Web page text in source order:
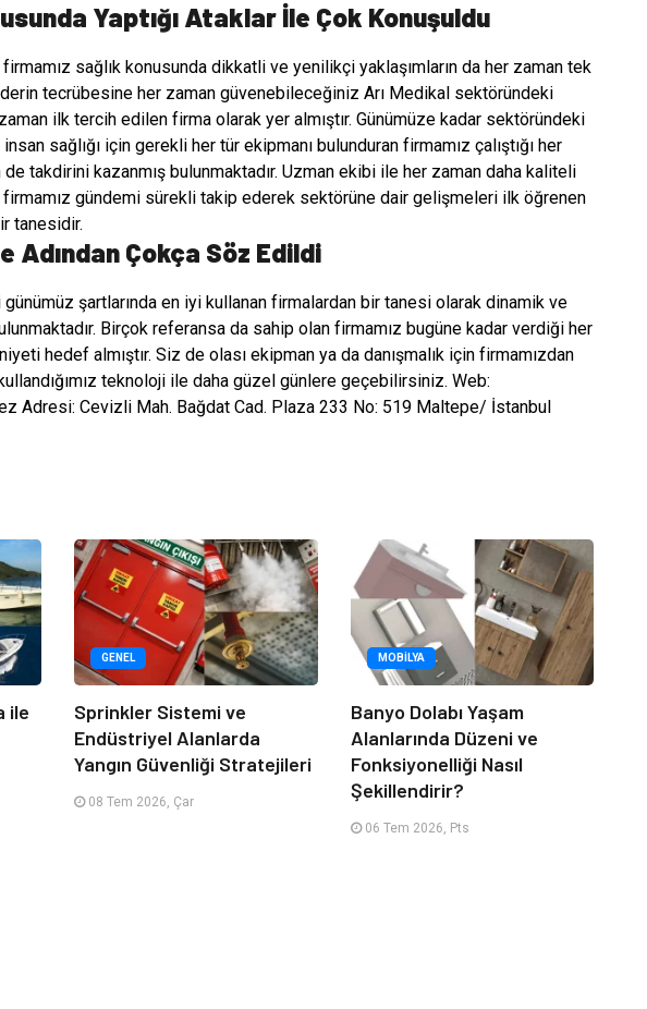
Yaptığı Ataklar İle Çok Konuşuldu
firmamız sağlık konusunda dikkatli ve yenilikçi yaklaşımların da her zaman tek
tecrübesine her zaman güvenebileceğiniz Arı Medikal sektöründeki
ilk tercih edilen firma olarak yer almıştır. Günümüze kadar sektöründeki
sağlığı için gerekli her tür ekipmanı bulunduran firmamız çalıştığı her
takdirini kazanmış bulunmaktadır. Uzman ekibi ile her zaman daha kaliteli
gündemi sürekli takip ederek sektörüne dair gelişmeleri ilk öğrenen
tanesidir.
Adından Çokça Söz Edildi
günümüz şartlarında en iyi kullanan firmalardan bir tanesi olarak dinamik ve
Birçok referansa da sahip olan firmamız bugüne kadar verdiği her
hedef almıştır. Siz de olası ekipman ya da danışmalık için firmamızdan
teknoloji ile daha güzel günlere geçebilirsiniz. Web:
Adresi: Cevizli Mah. Bağdat Cad. Plaza 233 No: 519 Maltepe/ İstanbul
ile
GENEL
Sprinkler Sistemi ve
Endüstriyel Alanlarda
Yangın Güvenliği Stratejileri
08 Tem 2026, Çar
MOBILYA
Banyo Dolabı Yaşam
Alanlarında Düzeni ve
Fonksiyonelliği Nasıl
Şekillendirir?
06 Tem 2026, Pts